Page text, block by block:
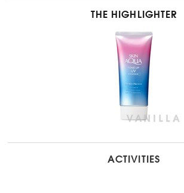
THE HIGHLIGHTER
ACTIVITIES